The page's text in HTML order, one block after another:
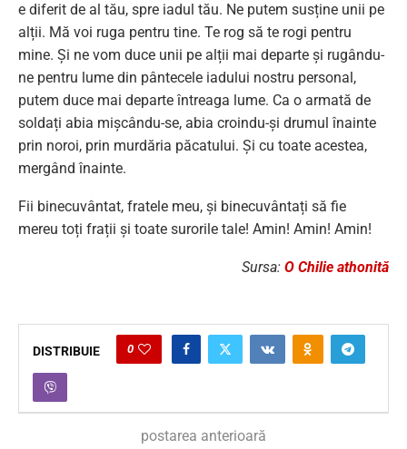
e diferit de al tău, spre iadul tău. Ne putem susține unii pe
alții. Mă voi ruga pentru tine. Te rog să te rogi pentru
mine. Și ne vom duce unii pe alții mai departe și rugându-
ne pentru lume din pântecele iadului nostru personal,
putem duce mai departe întreaga lume. Ca o armată de
soldați abia mișcându-se, abia croindu-și drumul înainte
prin noroi, prin murdăria păcatului. Și cu toate acestea,
mergând înainte.
Fii binecuvântat, fratele meu, și binecuvântați să fie
mereu toți frații și toate surorile tale! Amin! Amin! Amin!
Sursa: O Chilie athonită
DISTRIBUIE 0
postarea anterioară